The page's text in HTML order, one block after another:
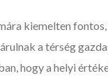
kiemelten
a térség
hogy a helyi